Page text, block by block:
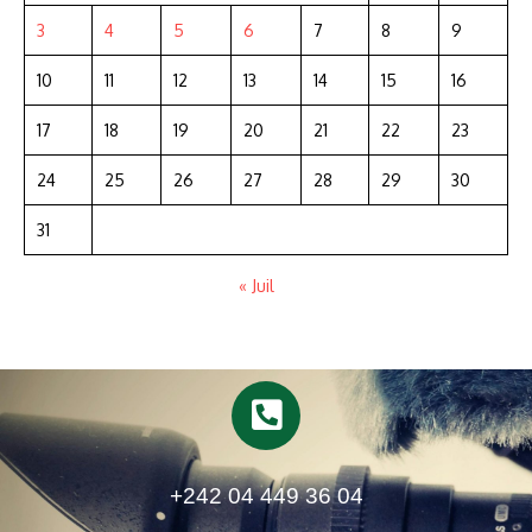
3 4 5 6 7 8 9
10 11 12 13 14 15 16
17 18 19 20 21 22 23
24 25 26 27 28 29 30
31
« Juil
+242 04 449 36 04